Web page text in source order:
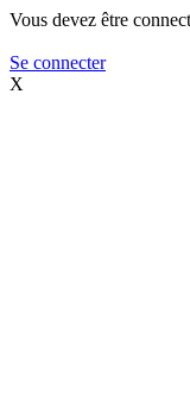
Vous devez être
Se connecter
X